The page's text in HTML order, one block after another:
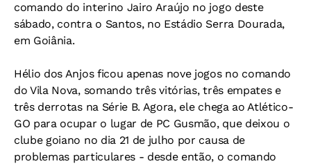
comando do interino Jairo Araújo no jogo deste
sábado, contra o Santos, no Estádio Serra Dourada,
em Goiânia.
Hélio dos Anjos ficou apenas nove jogos no comando
do Vila Nova, somando três vitórias, três empates e
três derrotas na Série B. Agora, ele chega ao Atlético-
GO para ocupar o lugar de PC Gusmão, que deixou o
clube goiano no dia 21 de julho por causa de
problemas particulares - desde então, o comando